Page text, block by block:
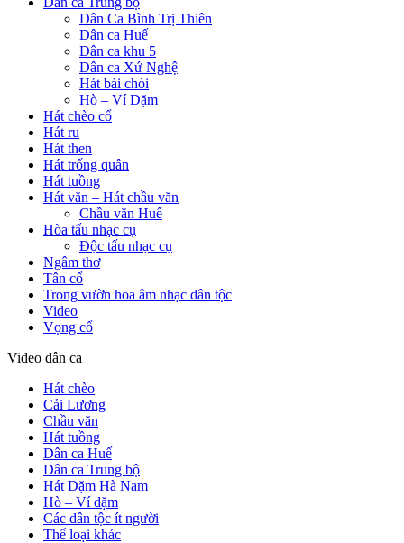
Dân Ca Bình Trị Thiên
Dân ca Huế
Dân ca khu 5
Dân ca Xứ Nghệ
Hát bài chòi
Hò – Ví Dặm
Hát chèo cổ
Hát ru
Hát then
Hát trống quân
Hát tuồng
Hát văn – Hát chầu văn
Chầu văn Huế
Hòa tấu nhạc cụ
Độc tấu nhạc cụ
Ngâm thơ
Tân cổ
Trong vườn hoa âm nhạc dân tộc
Video
Vọng cổ
Video dân ca
Hát chèo
Cải Lương
Chầu văn
Hát tuồng
Dân ca Huế
Dân ca Trung bộ
Hát Dặm Hà Nam
Hò – Ví dặm
Các dân tộc ít người
Thể loại khác